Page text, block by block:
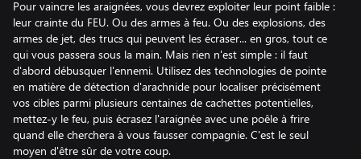
Pour vaincre les araignées, vous devrez exploiter leur point faible :
leur crainte du FEU. Ou des armes à feu. Ou des explosions, des
armes de jet, des trucs qui peuvent les écraser... en gros, tout ce
qui vous passera sous la main. Mais rien n'est simple : il faut
d'abord débusquer l'ennemi. Utilisez des technologies de pointe
en matière de détection d'arachnide pour localiser précisément
vos cibles parmi plusieurs centaines de cachettes potentielles,
mettez-y le feu, puis écrasez l'araignée avec une poêle à frire
quand elle cherchera à vous fausser compagnie. C'est le seul
moyen d'être sûr de votre coup.